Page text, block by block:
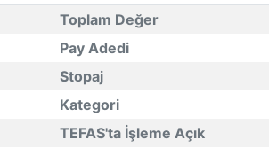
Toplam Değer
Pay Adedi
Stopaj
Kategori
TEFAS'ta İşleme Açık